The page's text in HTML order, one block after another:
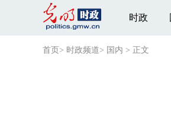
时政
首页 > 时政频道> 国内 > 正文